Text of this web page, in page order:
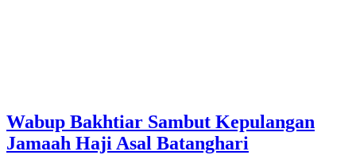
Wabup Bakhtiar Sambut Kepulangan
Jamaah Haji Asal Batanghari